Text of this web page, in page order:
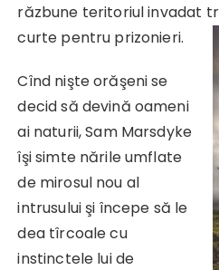
răzbune teritoriul invadat
curte pentru prizonieri.
Cînd nişte orăşeni se
decid să devină oameni
ai naturii, Sam Marsdyke
îşi simte nările umflate
de mirosul nou al
intrusului şi începe să le
dea tîrcoale cu
instinctele lui de